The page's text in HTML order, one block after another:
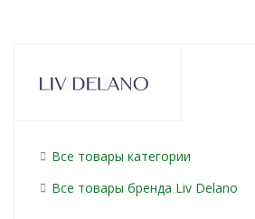
Все товары категории
Все товары бренда Liv Delano